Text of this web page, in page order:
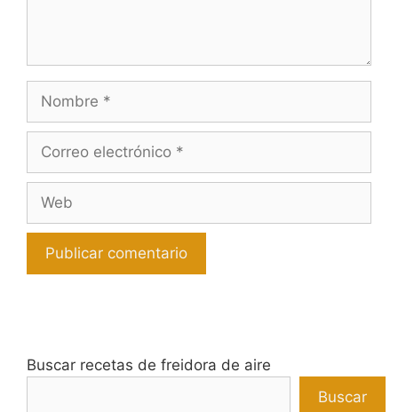
electrónico
Buscar recetas de freidora de aire
Buscar